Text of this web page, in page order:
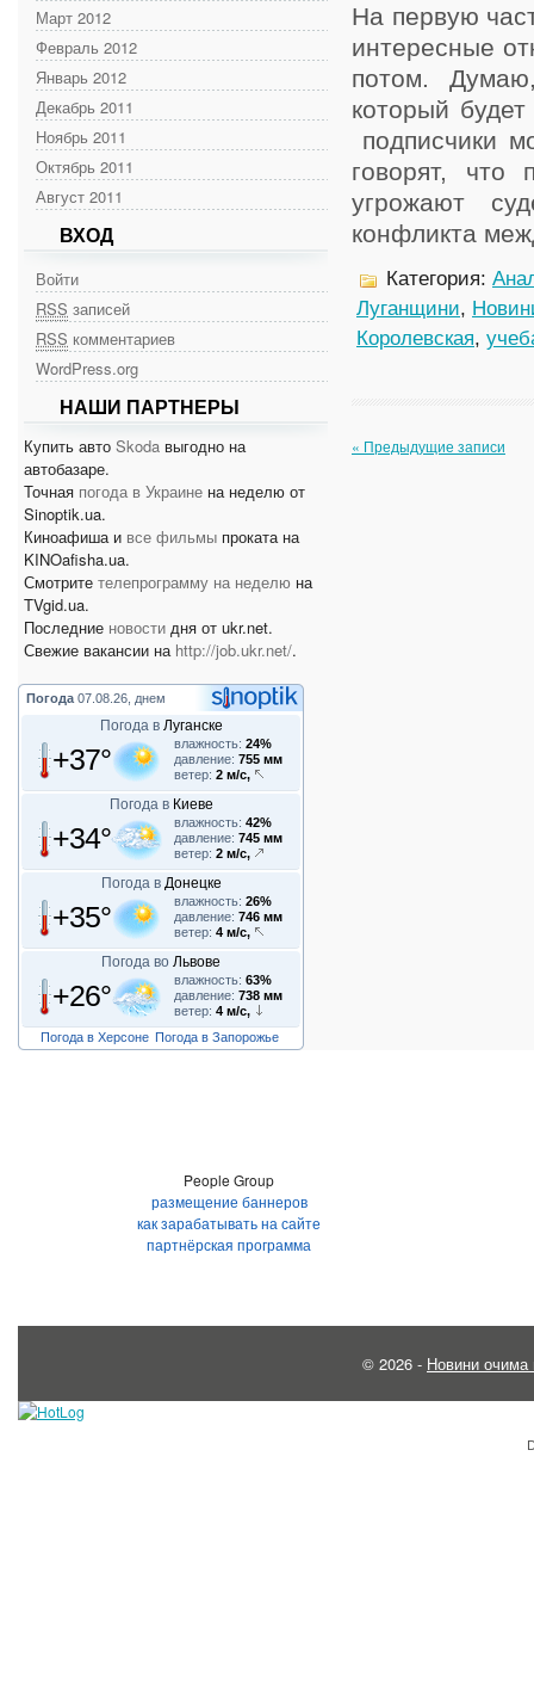
Март 2012
Февраль 2012
Январь 2012
Декабрь 2011
Ноябрь 2011
Октябрь 2011
Август 2011
ВХОД
Войти
RSS записей
RSS комментариев
WordPress.org
НАШИ ПАРТНЕРЫ
Купить авто Skoda выгодно на
автобазаре.
Точная погода в Украине на неделю от
Sinoptik.ua.
Киноафиша и все фильмы проката на
KINOafisha.ua.
Смотрите телепрограмму на неделю на
TVgid.ua.
Последние новости дня от ukr.net.
Свежие вакансии на http://job.ukr.net/.
Погода 07.08.26, днем
Погода в Луганске
+37° влажность: 24%
давление: 755 мм
ветер: 2 м/с,
Погода в Киеве
+34° влажность: 42%
давление: 745 мм
ветер: 2 м/с,
Погода в Донецке
+35° влажность: 26%
давление: 746 мм
ветер: 4 м/с,
Погода во Львове
+26° влажность: 63%
давление: 738 мм
ветер: 4 м/с,
Погода в Херсоне Погода в Запорожье
На первую
интересные
потом.
который
подписчики
говорят, что
угрожают
конфликта
Категория:
Луганщини,
Королевская,
« Предыдущие записи
People Group
размещение баннеров
как зарабатывать на сайте
партнёрская программа
© 2026 - Новини очима